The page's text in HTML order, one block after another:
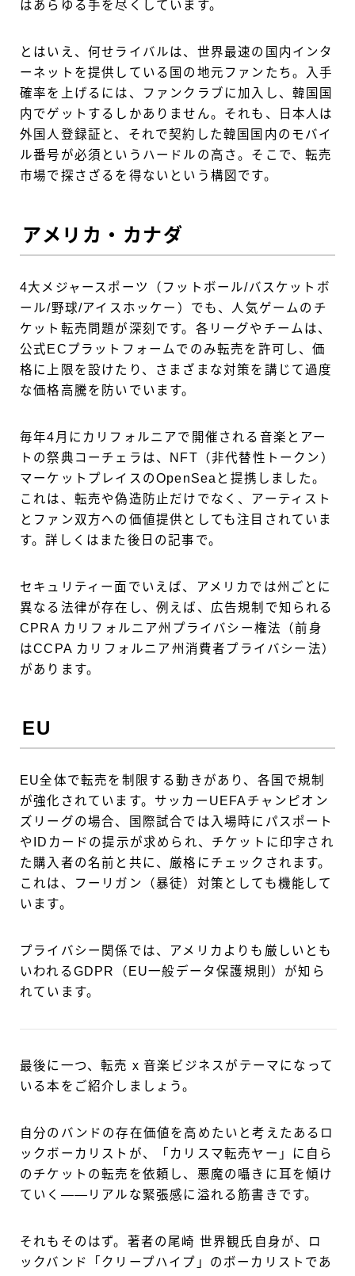
はあらゆる手を尽くしています。
とはいえ、何せライバルは、世界最速の国内インタ
ーネットを提供している国の地元ファンたち。入手
確率を上げるには、ファンクラブに加入し、韓国国
内でゲットするしかありません。それも、日本人は
外国人登録証と、それで契約した韓国国内のモバイ
ル番号が必須というハードルの高さ。そこで、転売
市場で探さざるを得ないという構図です。
アメリカ・カナダ
4大メジャースポーツ（フットボール/バスケットボ
ール/野球/アイスホッケー）でも、人気ゲームのチ
ケット転売問題が深刻です。各リーグやチームは、
公式ECプラットフォームでのみ転売を許可し、価
格に上限を設けたり、さまざまな対策を講じて過度
な価格高騰を防いでいます。
毎年4月にカリフォルニアで開催される音楽とアー
トの祭典コーチェラは、NFT（非代替性トークン）
マーケットプレイスのOpenSeaと提携しました。
これは、転売や偽造防止だけでなく、アーティスト
とファン双方への価値提供としても注目されていま
す。詳しくはまた後日の記事で。
セキュリティー面でいえば、アメリカでは州ごとに
異なる法律が存在し、例えば、広告規制で知られる
CPRA カリフォルニア州プライバシー権法（前身
はCCPA カリフォルニア州消費者プライバシー法）
があります。
EU
EU全体で転売を制限する動きがあり、各国で規制
が強化されています。サッカーUEFAチャンピオン
ズリーグの場合、国際試合では入場時にパスポート
やIDカードの提示が求められ、チケットに印字され
た購入者の名前と共に、厳格にチェックされます。
これは、フーリガン（暴徒）対策としても機能して
います。
プライバシー関係では、アメリカよりも厳しいとも
いわれるGDPR（EU一般データ保護規則）が知ら
れています。
最後に一つ、転売 x 音楽ビジネスがテーマになって
いる本をご紹介しましょう。
自分のバンドの存在価値を高めたいと考えたあるロ
ックボーカリストが、「カリスマ転売ヤー」に自ら
のチケットの転売を依頼し、悪魔の囁きに耳を傾け
ていく——リアルな緊張感に溢れる筋書きです。
それもそのはず。著者の尾崎 世界観氏自身が、ロ
ックバンド「クリープハイプ」のボーカリストであ